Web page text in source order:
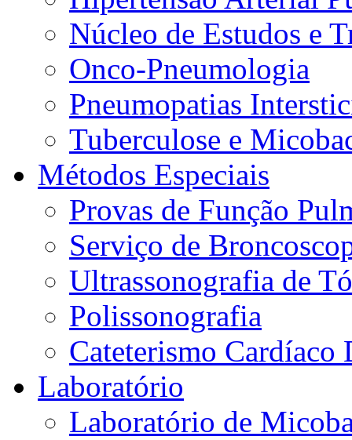
Núcleo de Estudos e
Onco-Pneumologia
Pneumopatias
Tuberculose e
Métodos Especiais
Provas de Função
Serviço de
Ultrassonografia de
Polissonografia
Cateterismo Cardíaco
Laboratório
Laboratório de